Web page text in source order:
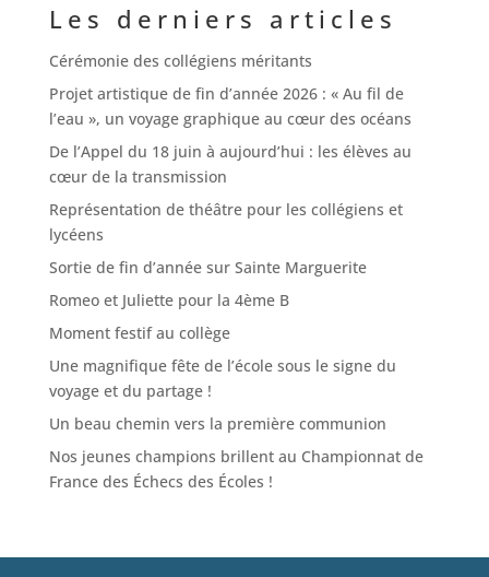
Les derniers articles
Cérémonie des collégiens méritants
Projet artistique de fin d’année 2026 : « Au fil de
l’eau », un voyage graphique au cœur des océans
De l’Appel du 18 juin à aujourd’hui : les élèves au
cœur de la transmission
Représentation de théâtre pour les collégiens et
lycéens
Sortie de fin d’année sur Sainte Marguerite
Romeo et Juliette pour la 4ème B
Moment festif au collège
Une magnifique fête de l’école sous le signe du
voyage et du partage !
Un beau chemin vers la première communion
Nos jeunes champions brillent au Championnat de
France des Échecs des Écoles !